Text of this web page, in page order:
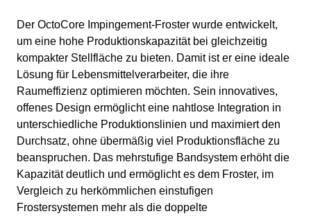
Der OctoCore Impingement-Froster wurde entwickelt,
um eine hohe Produktionskapazität bei gleichzeitig
kompakter Stellfläche zu bieten. Damit ist er eine ideale
Lösung für Lebensmittelverarbeiter, die ihre
Raumeffizienz optimieren möchten. Sein innovatives,
offenes Design ermöglicht eine nahtlose Integration in
unterschiedliche Produktionslinien und maximiert den
Durchsatz, ohne übermäßig viel Produktionsfläche zu
beanspruchen. Das mehrstufige Bandsystem erhöht die
Kapazität deutlich und ermöglicht es dem Froster, im
Vergleich zu herkömmlichen einstufigen
Frostersystemen mehr als die doppelte